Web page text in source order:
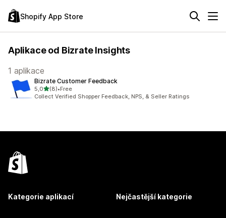
Shopify App Store
Aplikace od Bizrate Insights
1 aplikace
Bizrate Customer Feedback
5,0z 5 hvězd
(8)
Celkový počet recenzí: 8
•Free
Collect Verified Shopper Feedback, NPS, & Seller Ratings
Kategorie aplikací Nejčastější kategorie